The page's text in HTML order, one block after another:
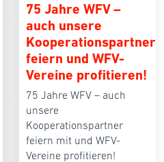
75 Jahre WFV –
auch unsere
Kooperationspartner
feiern und WFV-
Vereine profitieren!
75 Jahre WFV – auch
unsere
Kooperationspartner
feiern mit und WFV-
Vereine profitieren!